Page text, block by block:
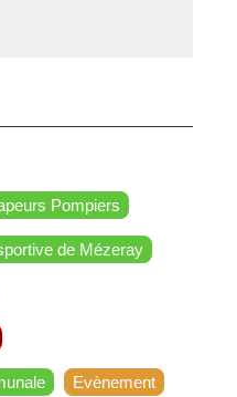
Pompiers
de Mézeray
Evènement